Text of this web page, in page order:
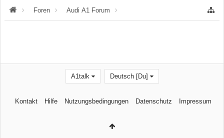
Foren Audi A1 Forum
A1talk Deutsch [Du]
Kontakt Hilfe Nutzungsbedingungen Datenschutz Impressum